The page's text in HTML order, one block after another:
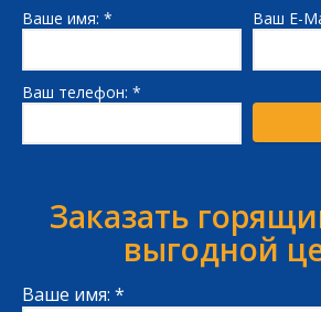
Ваше имя: * Ваш E-
Ваш телефон: *
Заказать
выгодной
Ваше имя: *